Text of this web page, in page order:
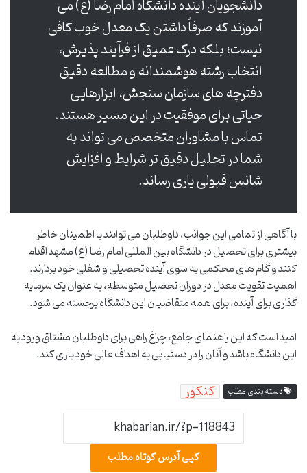
دانشجویان آینده دانشگاه امام رضا (ع) می
آموزند که صرفاً داشتن یک معدل خوب کافی
نیست؛ بلکه درک عمیق از فرآیند پذیرش،
انتخاب رشته هوشمندانه و مطالعه دقیق
دفترچه های سازمان سنجش، ابزارهایی
حیاتی برای موفقیت در این مسیر هستند.
تماس با مشاوران متخصص می تواند به
شما در تحلیل دقیق تر شرایط و افزایش
شانس قبولی یاری رساند.
با آگاهی از تمامی این جوانب، داوطلبان می توانند با اطمینان خاطر
بیشتری برای تحصیل در دانشگاه بین المللی امام رضا (ع) مشهد اقدام
کنند و گام های محکمی به سوی آینده تحصیلی و شغلی خود بردارند.
اهمیت تقویت معدل در دوران تحصیل متوسطه، به عنوان یک سرمایه
گذاری برای آینده، برای همه متقاضیان این دانشگاه برجسته می شود.
امید است که این راهنمای جامع، چراغ راهی برای داوطلبان مشتاق ورود به
این دانشگاه باشد و آنان را در دستیابی به اهداف عالی خود یاری کند.
دسته بندی مطلب کنکور
کپی آدرس کوتاه مطلب